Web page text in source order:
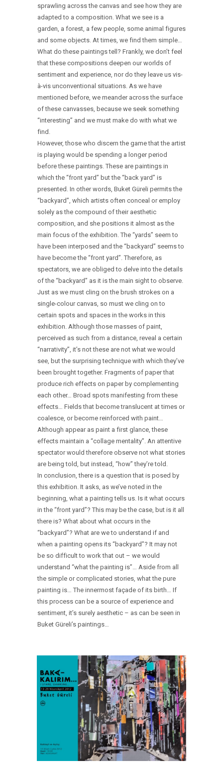
sprawling across the canvas and see how they are
adapted to a composition. What we see is a
garden, a forest, a few people, some animal figures
and some objects. At times, we find them simple…
What do these paintings tell? Frankly, we don’t feel
that these compositions deepen our worlds of
sentiment and experience, nor do they leave us vis-
à-vis unconventional situations. As we have
mentioned before, we meander across the surface
of these canvasses, because we seek something
“interesting” and we must make do with what we
find.
However, those who discern the game that the artist
is playing would be spending a longer period
before these paintings. These are paintings in
which the “front yard” but the “back yard” is
presented. In other words, Buket Güreli permits the
“backyard”, which artists often conceal or employ
solely as the compound of their aesthetic
composition, and she positions it almost as the
main focus of the exhibition. The “yards” seem to
have been interposed and the “backyard” seems to
have become the “front yard”. Therefore, as
spectators, we are obliged to delve into the details
of the “backyard” as it is the main sight to observe.
Just as we must cling on the brush strokes on a
single-colour canvas, so must we cling on to
certain spots and spaces in the works in this
exhibition. Although those masses of paint,
perceived as such from a distance, reveal a certain
“narrativity”, it’s not these are not what we would
see, but the surprising technique with which they’ve
been brought together. Fragments of paper that
produce rich effects on paper by complementing
each other… Broad spots manifesting from these
effects… Fields that become translucent at times or
coalesce, or become reinforced with paint…
Although appear as paint a first glance, these
effects maintain a “collage mentality”. An attentive
spectator would therefore observe not what stories
are being told, but instead, “how” they’re told.
In conclusion, there is a question that is posed by
this exhibition. It asks, as we’ve noted in the
beginning, what a painting tells us. Is it what occurs
in the “front yard”? This may be the case, but is it all
there is? What about what occurs in the
“backyard”? What are we to understand if and
when a painting opens its “backyard”? It may not
be so difficult to work that out – we would
understand “what the painting is”… Aside from all
the simple or complicated stories, what the pure
painting is… The innermost façade of its birth… If
this process can be a source of experience and
sentiment, it’s surely aesthetic – as can be seen in
Buket Güreli’s paintings…